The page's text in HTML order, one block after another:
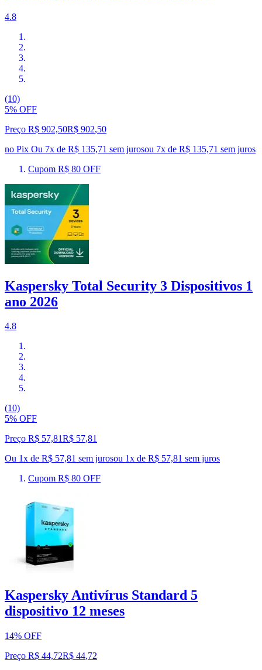
4.8
(10)
5% OFF
Preço R$ 902,50R$ 902,50
no Pix Ou 7x de R$ 135,71 sem jurosou 7x de R$ 135,71 sem juros
Cupom R$ 80 OFF
Kaspersky Total Security 3 Dispositivos 1
ano 2026
4.8
(10)
5% OFF
Preço R$ 57,81R$ 57,81
Ou 1x de R$ 57,81 sem jurosou 1x de R$ 57,81 sem juros
Cupom R$ 80 OFF
Kaspersky Antivírus Standard 5
dispositivo 12 meses
14% OFF
Preço R$ 44,72R$ 44,72